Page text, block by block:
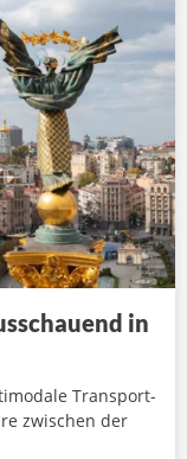
in
Transport-
zwischen der